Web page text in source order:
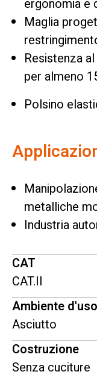
ergonomia e
Maglia
Resistenza
per almeno
Polsino
metalliche
Industria
CAT
CAT.II
Ambiente d'uso
Asciutto
Costruzione
Senza cuciture